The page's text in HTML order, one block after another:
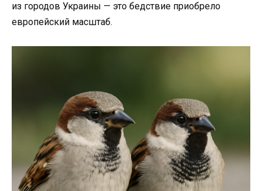
из городов Украины — это бедствие приобрело
европейский масштаб.